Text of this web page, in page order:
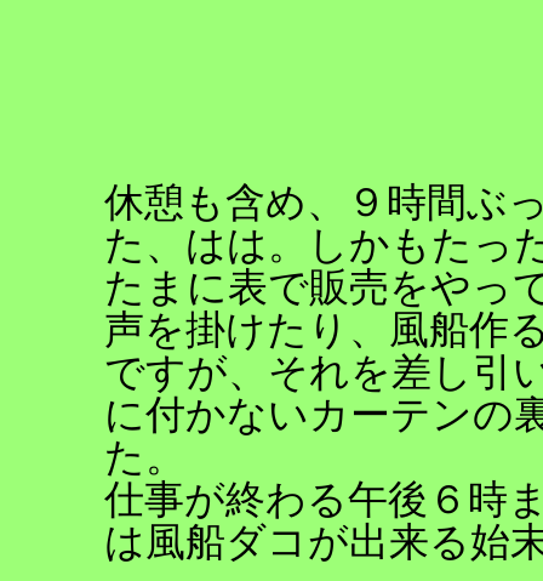
休憩も含め、９時間ぶ
た、はは。しかもたっ
たまに表で販売をやっ
声を掛けたり、風船作
ですが、それを差し引
に付かないカーテンの
た。
仕事が終わる午後６時
は風船ダコが出来る始